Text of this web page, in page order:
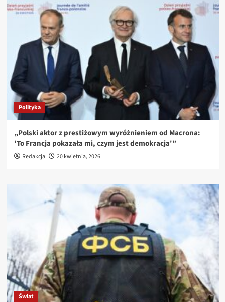
Polityka
„Polski aktor z prestiżowym wyróżnieniem od Macrona:
'To Francja pokazała mi, czym jest demokracja'”
Redakcja 20 kwietnia, 2026
Świat